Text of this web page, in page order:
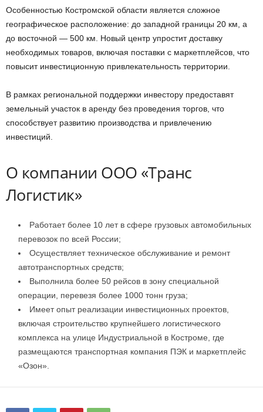
Особенностью Костромской области является сложное
географическое расположение: до западной границы 20 км, а
до восточной — 500 км. Новый центр упростит доставку
необходимых товаров, включая поставки с маркетплейсов, что
повысит инвестиционную привлекательность территории.
В рамках региональной поддержки инвестору предоставят
земельный участок в аренду без проведения торгов, что
способствует развитию производства и привлечению
инвестиций.
О компании ООО «Транс
Логистик»
Работает более 10 лет в сфере грузовых автомобильных
перевозок по всей России;
Осуществляет техническое обслуживание и ремонт
автотранспортных средств;
Выполнила более 50 рейсов в зону специальной
операции, перевезя более 1000 тонн груза;
Имеет опыт реализации инвестиционных проектов,
включая строительство крупнейшего логистического
комплекса на улице Индустриальной в Костроме, где
размещаются транспортная компания ПЭК и маркетплейс
«Озон».